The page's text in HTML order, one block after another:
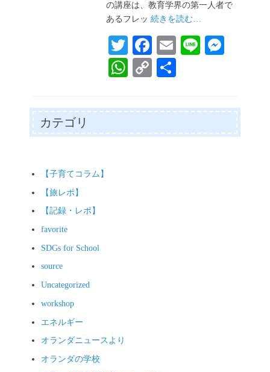
の講座は、教育学界の第一人者で
あるフレッ続きを読む…
T
wi
tte
r
Fa
ce
bo
ok
E
Li
ng
er
W
ts
C
y
カテゴリ
【子育てコラム】
【旅レポ】
【記録・レポ】
favorite
SDGs for School
source
Uncategorized
workshop
エネルギー
オランダニュースより
オランダの学校